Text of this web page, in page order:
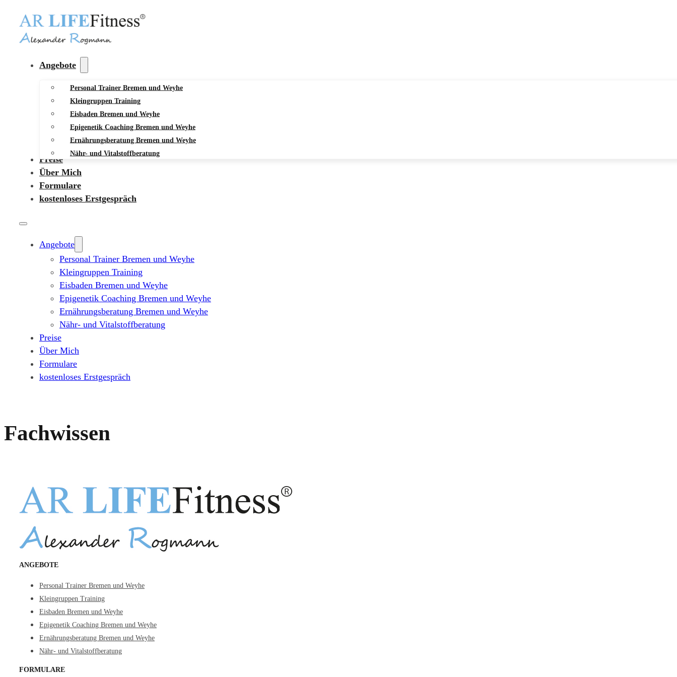
Angebote
Personal Trainer Bremen und Weyhe
Kleingruppen Training
Eisbaden Bremen und Weyhe
Epigenetik Coaching Bremen und Weyhe
Ernährungsberatung Bremen und Weyhe
Nähr- und Vitalstoffberatung
Preise
Über Mich
Formulare
kostenloses Erstgespräch
Angebote
Personal Trainer Bremen und Weyhe
Kleingruppen Training
Eisbaden Bremen und Weyhe
Epigenetik Coaching Bremen und Weyhe
Ernährungsberatung Bremen und Weyhe
Nähr- und Vitalstoffberatung
Preise
Über Mich
Formulare
kostenloses Erstgespräch
Fachwissen
ANGEBOTE
Personal Trainer Bremen und Weyhe
Kleingruppen Training
Eisbaden Bremen und Weyhe
Epigenetik Coaching Bremen und Weyhe
Ernährungsberatung Bremen und Weyhe
Nähr- und Vitalstoffberatung
FORMULARE